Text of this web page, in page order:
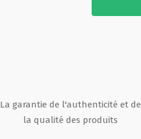
La garantie de l'authenticité et de
la qualité des produits